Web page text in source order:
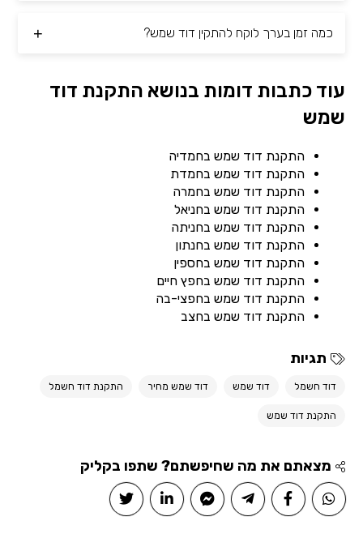
כמה זמן בערך לוקח להתקין דוד שמש?
עוד כתבות דומות בנושא התקנת דוד
שמש
התקנת דוד שמש בחמדיה
התקנת דוד שמש בחמדת
התקנת דוד שמש בחמרה
התקנת דוד שמש בחניאל
התקנת דוד שמש בחניתה
התקנת דוד שמש בחנתון
התקנת דוד שמש בחספין
התקנת דוד שמש בחפץ חיים
התקנת דוד שמש בחפצי-בה
התקנת דוד שמש בחצב
תגיות
דוד חשמל דוד שמש דוד שמש מחיר התקנת דוד חשמל
התקנת דוד שמש
מצאתם את מה שחיפשתם? שתפו בקליק